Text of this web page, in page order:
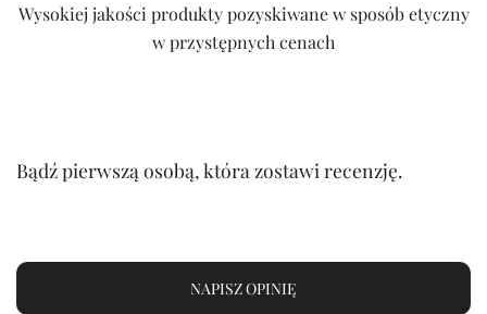
Wysokiej jakości produkty pozyskiwane w sposób etyczny
w przystępnych cenach
Bądź pierwszą osobą, która zostawi recenzję.
NAPISZ OPINIĘ